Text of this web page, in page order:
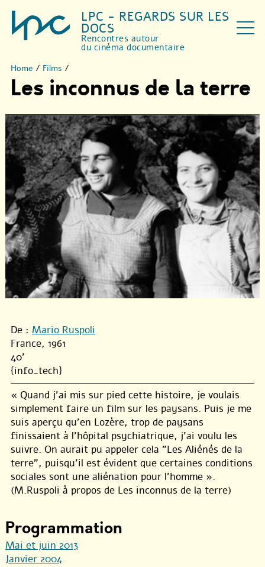
LPC - REGARDS SUR LES
DOCS
Rencontres autour
du cinéma documentaire
Home / Films /
Les inconnus de la terre
De : Mario Ruspoli
France, 1961
40'
{info_tech}
« Quand j’ai mis sur pied cette histoire, je voulais
simplement faire un film sur les paysans. Puis je me
suis aperçu qu’en Lozère, trop de paysans
finissaient à l’hôpital psychiatrique, j’ai voulu les
suivre. On aurait pu appeler cela "Les Aliénés de la
terre", puisqu’il est évident que certaines conditions
sociales sont une aliénation pour l’homme ».
(M.Ruspoli à propos de Les inconnus de la terre)
Programmation
Mai et juin 2013
Janvier 2004